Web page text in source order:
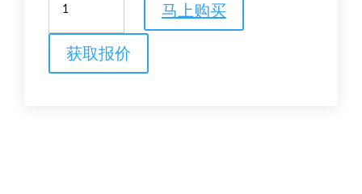
SuRe
protein
填
马上购买
获取报价